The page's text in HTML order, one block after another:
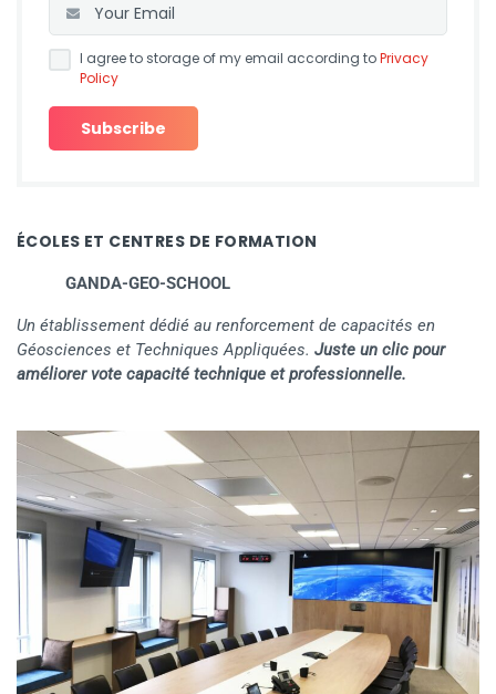
I agree to storage of my email according toPrivacy
Policy
ÉCOLES ET CENTRES DE FORMATION
GANDA-GEO-SCHOOL
Un établissement dédié au renforcement de capacités en
Géosciences et Techniques Appliquées. Juste un clic pour
améliorer vote capacité technique et professionnelle.